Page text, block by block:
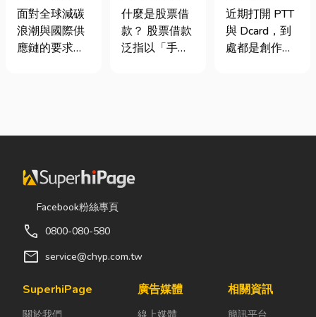
業挑選四大永
續顧問服務的
實用指南
面對全球減碳
浪潮與國際供
應鏈的要求，
要求提供「碳
「永續報告
書」。這讓不
少傳產老闆感
底 ESG 永續是
什麼？我們公
真的需要找
股票借款、股
票質借、當鋪
借款完整比較
什麼是股票借
款？ 股票借款
泛指以「手中
的融資方式，
能取得資金應
依承作單位不
為證券公司的
篇看懂課稅門
檻、追溯年限
與合法節稅，
近期打開 PTT
與 Dcard，到
處都是創作者
紅稅」不是一
（如
Facebook粉絲專頁
call 0800-080-580
mail service@chyp.com.tw
SuperhiPage
關於我們
廣告媒體
線上媒體
相關資訊
簡訊平台